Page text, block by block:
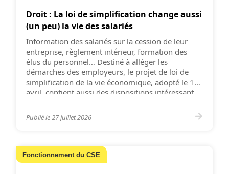
Droit : La loi de simplification change aussi
(un peu) la vie des salariés
Information des salariés sur la cession de leur
entreprise, règlement intérieur, formation des
élus du personnel… Destiné à alléger les
démarches des employeurs, le projet de loi de
simplification de la vie économique, adopté le 15
avril, contient aussi des dispositions intéressant
l’entrée en vigueur du règlement intérieur n’est
[…]
Publié le27 juillet 2026
Fonctionnement du CSE